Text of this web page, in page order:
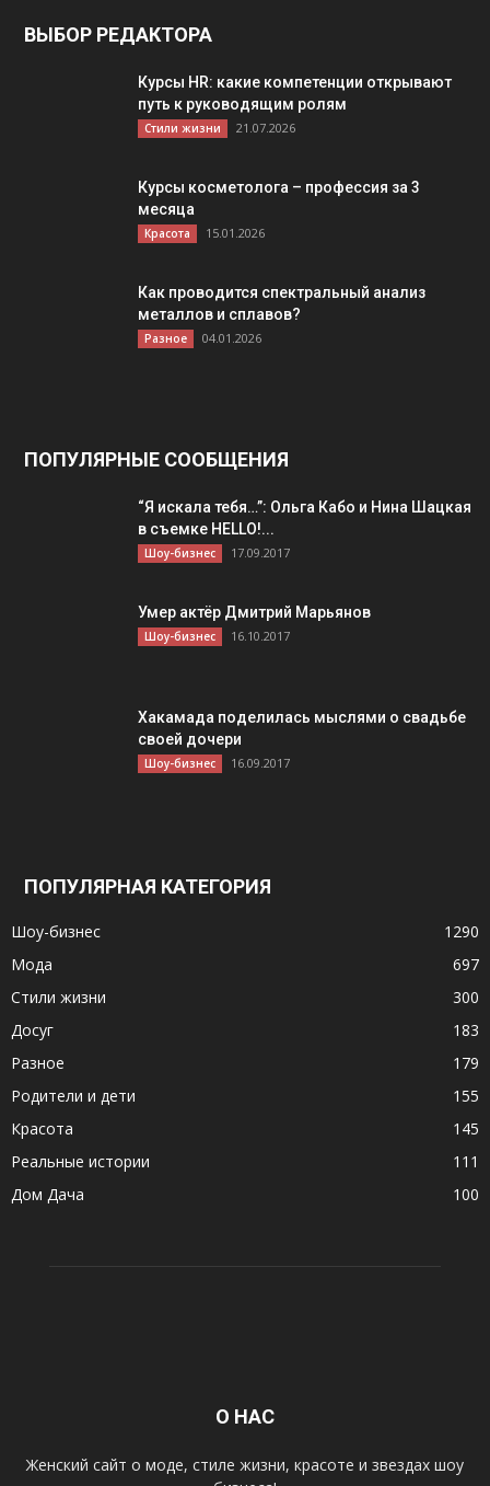
ВЫБОР РЕДАКТОРА
Курсы HR: какие компетенции открывают
путь к руководящим ролям
Стили жизни 21.07.2026
Курсы косметолога – профессия за 3
месяца
Красота 15.01.2026
Как проводится спектральный анализ
металлов и сплавов?
Разное 04.01.2026
ПОПУЛЯРНЫЕ СООБЩЕНИЯ
“Я искала тебя…”: Ольга Кабо и Нина Шацкая
в съемке HELLO!...
Шоу-бизнес 17.09.2017
Умер актёр Дмитрий Марьянов
Шоу-бизнес 16.10.2017
Хакамада поделилась мыслями о свадьбе
своей дочери
Шоу-бизнес 16.09.2017
ПОПУЛЯРНАЯ КАТЕГОРИЯ
Шоу-бизнес
1290
Мода
697
Стили жизни
300
Досуг
183
Разное
179
Родители и дети
155
Красота
145
Реальные истории
111
Дом Дача
100
О НАС
Женский сайт о моде, стиле жизни, красоте и звездах шоу